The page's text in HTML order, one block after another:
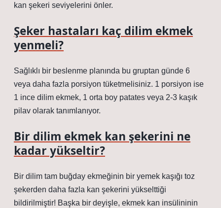
kan şekeri seviyelerini önler.
Şeker hastaları kaç dilim ekmek
yenmeli?
Sağlıklı bir beslenme planında bu gruptan günde 6
veya daha fazla porsiyon tüketmelisiniz. 1 porsiyon ise
1 ince dilim ekmek, 1 orta boy patates veya 2-3 kaşık
pilav olarak tanımlanıyor.
Bir dilim ekmek kan şekerini ne
kadar yükseltir?
Bir dilim tam buğday ekmeğinin bir yemek kaşığı toz
şekerden daha fazla kan şekerini yükselttiği
bildirilmiştir! Başka bir deyişle, ekmek kan insülininin